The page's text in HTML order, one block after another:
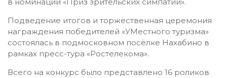
Подведение итогов и торжественная церемония
награждения победителей «УМестного туризма»
состоялась в подмосковном посёлке Нахабино в
рамках пресс-тура «Ростелекома».
Всего на конкурс было представлено 16 роликов